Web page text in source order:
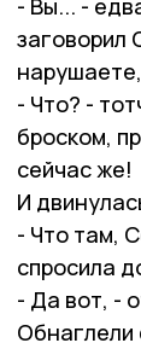
- Вы... -
заговорил
- Что? -
броском,
сейчас же!
И
- Что там,
спросила
- Да вот, -
Обнаглели